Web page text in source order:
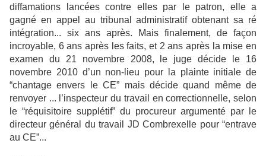
diffamations lancées contre elles par le patron, elle a
gagné en appel au tribunal administratif obtenant sa ré
intégration... six ans après. Mais finalement, de façon
incroyable, 6 ans après les faits, et 2 ans après la mise en
examen du 21 novembre 2008, le juge décide le 16
novembre 2010 d’un non-lieu pour la plainte initiale de
“chantage envers le CE” mais décide quand même de
renvoyer ... l’inspecteur du travail en correctionnelle, selon
le “réquisitoire supplétif” du procureur argumenté par le
directeur général du travail JD Combrexelle pour “entrave
au CE”...